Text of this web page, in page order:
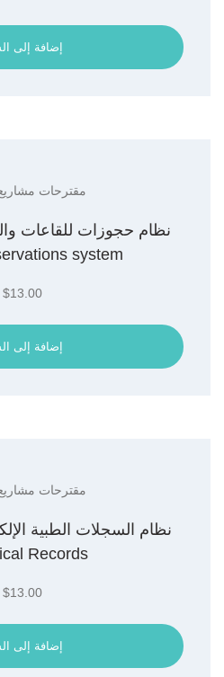
إضافة إلى
مقترحات
system)
$13.00
إضافة إلى
مقترحات
Records )
$13.00
إضافة إلى